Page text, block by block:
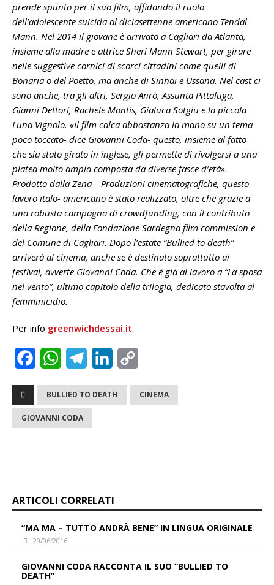
prende spunto per il suo film, affidando il ruolo
dell’adolescente suicida al diciasettenne americano Tendal
Mann. Nel 2014 il giovane è arrivato a Cagliari da Atlanta,
insieme alla madre e attrice Sheri Mann Stewart, per girare
nelle suggestive cornici di scorci cittadini come quelli di
Bonaria o del Poetto, ma anche di Sinnai e Ussana. Nel cast ci
sono anche, tra gli altri, Sergio Anrò, Assunta Pittaluga,
Gianni Dettori, Rachele Montis, Gialuca Sotgiu e la piccola
Luna Vignolo. «Il film calca abbastanza la mano su un tema
poco toccato- dice Giovanni Coda- questo, insieme al fatto
che sia stato girato in inglese, gli permette di rivolgersi a una
platea molto ampia composta da diverse fasce d’età».
Prodotto dalla Zena – Produzioni cinematografiche, questo
lavoro italo- americano è stato realizzato, oltre che grazie a
una robusta campagna di crowdfunding, con il contributo
della Regione, della Fondazione Sardegna film commission e
del Comune di Cagliari. Dopo l’estate “Bullied to death”
arriverà al cinema, anche se è destinato soprattutto ai
festival, avverte Giovanni Coda. Che è già al lavoro a “La sposa
nel vento”, ultimo capitolo della trilogia, dedicato stavolta al
femminicidio.
Per info greenwichdessai.it.
e
k
W
a
t
p
l
m
n
n
p
BULLIED TO DEATH CINEMA
GIOVANNI CODA
ARTICOLI CORRELATI
“MA MA – TUTTO ANDRÀ BENE” IN LINGUA ORIGINALE
20/06/2016
GIOVANNI CODA RACCONTA IL SUO “BULLIED TO
DEATH”